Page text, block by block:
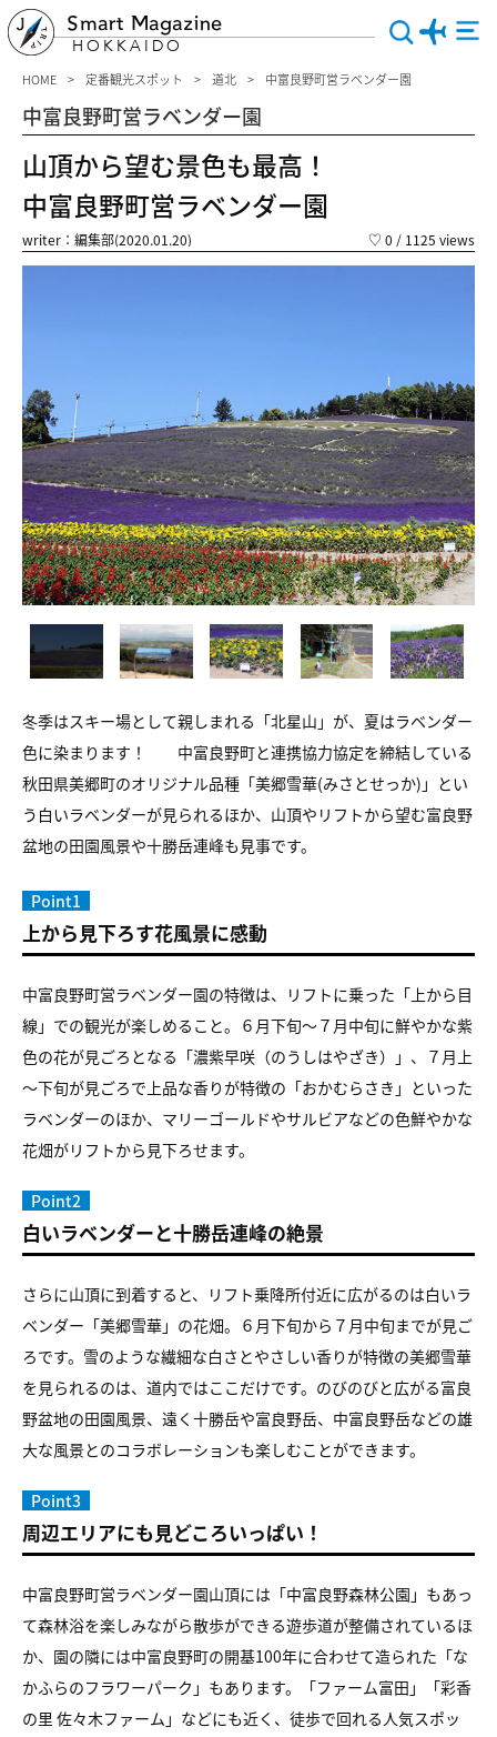
Smart Magazine
HOKKAIDO
HOME 定番観光スポット 道北 中富良野町営ラベンダー園
中富良野町営ラベンダー園
山頂から望む景色も最高！
中富良野町営ラベンダー園
writer：編集部(2020.01.20) ♡ 0 / 1125 views
冬季はスキー場として親しまれる「北星山」が、夏はラベンダー
色に染まります！ 中富良野町と連携協力協定を締結している
秋田県美郷町のオリジナル品種「美郷雪華(みさとせっか)」とい
う白いラベンダーが見られるほか、山頂やリフトから望む富良野
盆地の田園風景や十勝岳連峰も見事です。
Point1
上から見下ろす花風景に感動
中富良野町営ラベンダー園の特徴は、リフトに乗った「上から目
線」での観光が楽しめること。６月下旬～７月中旬に鮮やかな紫
色の花が見ごろとなる「濃紫早咲（のうしはやざき）」、７月上
～下旬が見ごろで上品な香りが特徴の「おかむらさき」といった
ラベンダーのほか、マリーゴールドやサルビアなどの色鮮やかな
花畑がリフトから見下ろせます。
Point2
白いラベンダーと十勝岳連峰の絶景
さらに山頂に到着すると、リフト乗降所付近に広がるのは白いラ
ベンダー「美郷雪華」の花畑。６月下旬から７月中旬までが見ご
ろです。雪のような繊細な白さとやさしい香りが特徴の美郷雪華
を見られるのは、道内ではここだけです。のびのびと広がる富良
野盆地の田園風景、遠く十勝岳や富良野岳、中富良野岳などの雄
大な風景とのコラボレーションも楽しむことができます。
Point3
周辺エリアにも見どころいっぱい！
中富良野町営ラベンダー園山頂には「中富良野森林公園」もあっ
て森林浴を楽しみながら散歩ができる遊歩道が整備されているほ
か、園の隣には中富良野町の開基100年に合わせて造られた「な
かふらのフラワーパーク」もあります。「ファーム富田」「彩香
の里 佐々木ファーム」などにも近く、徒歩で回れる人気スポッ